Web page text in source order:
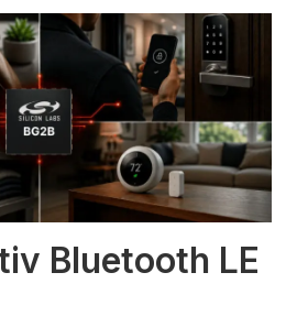
Bluetooth LE